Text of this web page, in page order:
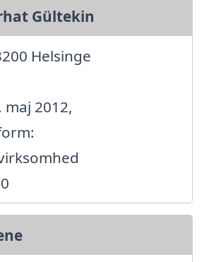
Gültekin
Helsinge
2012,